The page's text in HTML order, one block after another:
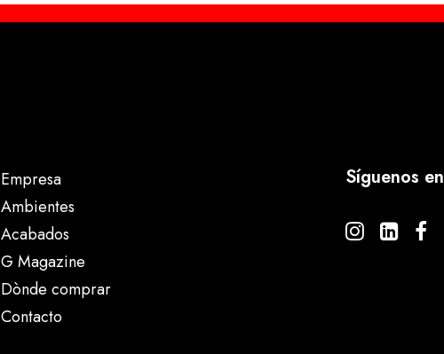
Empresa
Ambientes
Acabados
G Magazine
Dònde comprar
Contacto
Síguenos en